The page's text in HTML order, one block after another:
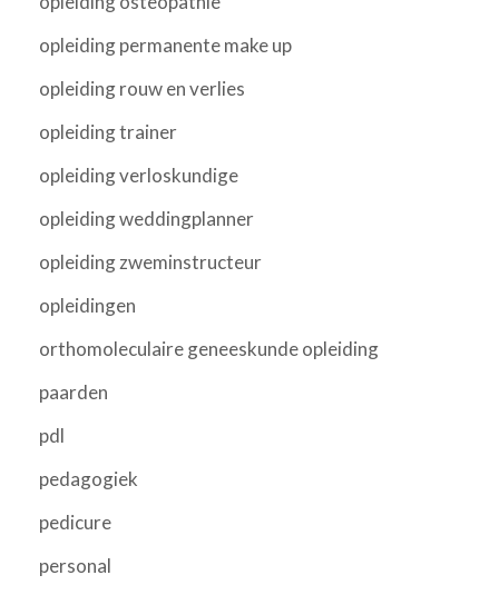
opleiding permanente make up
opleiding rouw en verlies
opleiding trainer
opleiding verloskundige
opleiding weddingplanner
opleiding zweminstructeur
opleidingen
orthomoleculaire geneeskunde opleiding
paarden
pdl
pedagogiek
pedicure
personal